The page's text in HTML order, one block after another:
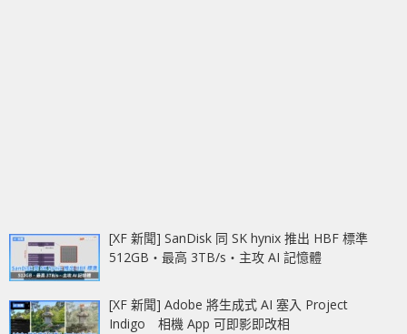
[XF 新聞] SanDisk 同 SK hynix 推出 HBF 標準
512GB‧最高 3TB/s‧主攻 AI 記憶體
[XF 新聞] Adobe 將生成式 AI 塞入 Project
Indigo 相機 App 可即影即改相